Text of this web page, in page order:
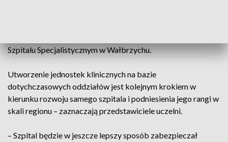
Szpitalu Specjalistycznym w Wałbrzychu.
Utworzenie jednostek klinicznych na bazie
dotychczasowych oddziałów jest kolejnym krokiem w
kierunku rozwoju samego szpitala i podniesienia jego rangi w
skali regionu – zaznaczają przedstawiciele uczelni.
– Szpital będzie w jeszcze lepszy sposób zabezpieczał